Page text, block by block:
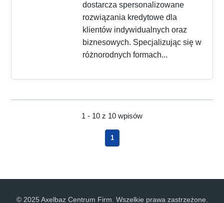
dostarcza spersonalizowane
rozwiązania kredytowe dla
klientów indywidualnych oraz
biznesowych. Specjalizując się w
różnorodnych formach...
1 - 10 z 10 wpisów
1
© 2025 Axelbaz Centrum Firm. Wszelkie prawa zastrzeżone.